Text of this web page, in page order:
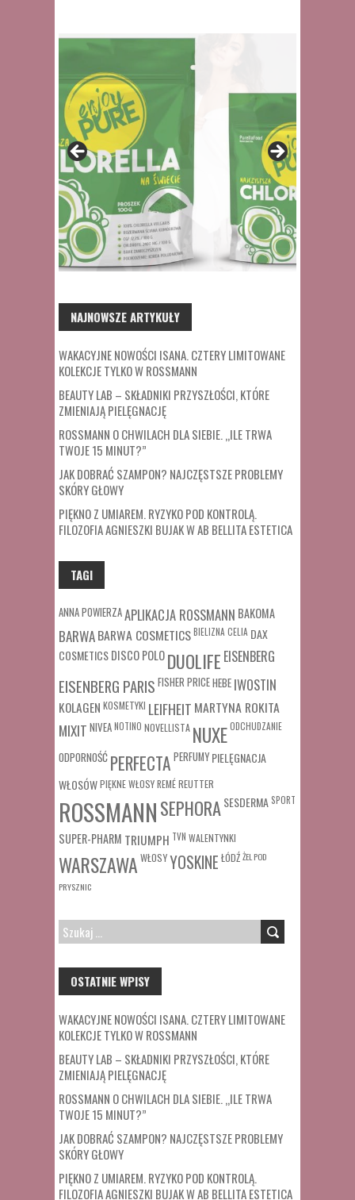
NAJNOWSZE ARTYKUŁY
WAKACYJNE NOWOŚCI ISANA. CZTERY LIMITOWANE
KOLEKCJE TYLKO W ROSSMANN
BEAUTY LAB – SKŁADNIKI PRZYSZŁOŚCI, KTÓRE
ZMIENIAJĄ PIELĘGNACJĘ
ROSSMANN O CHWILACH DLA SIEBIE. „ILE TRWA
TWOJE 15 MINUT?”
JAK DOBRAĆ SZAMPON? NAJCZĘSTSZE PROBLEMY
SKÓRY GŁOWY
PIĘKNO Z UMIAREM. RYZYKO POD KONTROLĄ.
FILOZOFIA AGNIESZKI BUJAK W AB BELLITA ESTETICA
TAGI
ANNA POWIERZAAPLIKACJA ROSSMANN BAKOMA
BARWABARWA COSMETICSBIELIZNA CELIA DAX
COSMETICSDISCO POLODUOLIFE EISENBERG
EISENBERG PARIS FISHER PRICEHEBE IWOSTIN
KOLAGEN KOSMETYKI LEIFHEIT MARTYNA ROKITA
MIXIT NIVEANOTINO NOVELLISTA NUXEODCHUDZANIE
ODPORNOŚĆ PERFECTA PERFUMY PIELĘGNACJA
WŁOSÓWPIĘKNE WŁOSYREMÉREUTTER
ROSSMANNSEPHORASESDERMA SPORT
SUPER-PHARM TRIUMPH TVN WALENTYNKI
WARSZAWA WŁOSYYOSKINE ŁÓDŹŻEL POD
PRYSZNIC
SZUKAJ:
OSTATNIE WPISY
WAKACYJNE NOWOŚCI ISANA. CZTERY LIMITOWANE
KOLEKCJE TYLKO W ROSSMANN
BEAUTY LAB – SKŁADNIKI PRZYSZŁOŚCI, KTÓRE
ZMIENIAJĄ PIELĘGNACJĘ
ROSSMANN O CHWILACH DLA SIEBIE. „ILE TRWA
TWOJE 15 MINUT?”
JAK DOBRAĆ SZAMPON? NAJCZĘSTSZE PROBLEMY
SKÓRY GŁOWY
PIĘKNO Z UMIAREM. RYZYKO POD KONTROLĄ.
FILOZOFIA AGNIESZKI BUJAK W AB BELLITA ESTETICA